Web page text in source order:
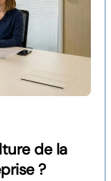
de la
?